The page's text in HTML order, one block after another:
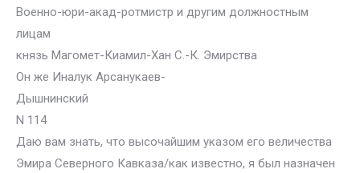
Военно-юри-акад-ротмистр и другим должностным
лицам
князь Магомет-Киамил-Хан С.-К. Эмирства
Он же Иналук Арсанукаев-
Дышнинский
N 114
Даю вам знать, что высочайшим указом его величества
Эмира Северного Кавказа/как известно, я был назначен